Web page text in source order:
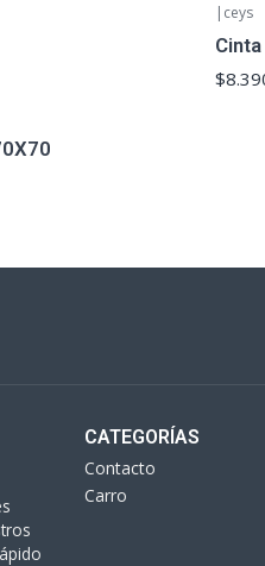
| ceys
CATEGORÍAS
Contacto
Carro